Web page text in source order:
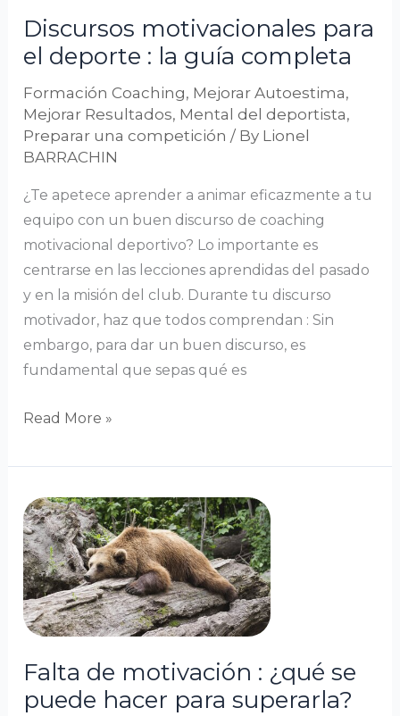
Discursos motivacionales para
el deporte : la guía completa
Formación Coaching, Mejorar Autoestima,
Mejorar Resultados, Mental del deportista,
Preparar una competición / By Lionel
BARRACHIN
¿Te apetece aprender a animar eficazmente a tu
equipo con un buen discurso de coaching
motivacional deportivo? Lo importante es
centrarse en las lecciones aprendidas del pasado
y en la misión del club. Durante tu discurso
motivador, haz que todos comprendan : Sin
embargo, para dar un buen discurso, es
fundamental que sepas qué es
completa
Read More »
Falta de motivación : ¿qué se
puede hacer para superarla?
Falta
de
motivación
:
¿qué
se
hacer
para